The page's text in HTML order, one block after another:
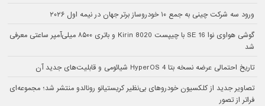
ورود سه شرکت چینی به جمع ۱۰ خودروساز برتر جهان در نیمه اول ۲۰۲۶
گوشی هواوی نوا 16 SE با چیپست Kirin 8020 و باتری ۸۵۰۰ میلی‌آمپر ساعتی معرفی
شد
تاریخ احتمالی عرضه نسخه بتا HyperOS 4 شیائومی و قابلیت‌های جدید آن
تصاویر جدید از کلکسیون خودروهای بی‌نظیر کریستیانو رونالدو منتشر شد؛ مجموعه‌ای
فراتر از تصور